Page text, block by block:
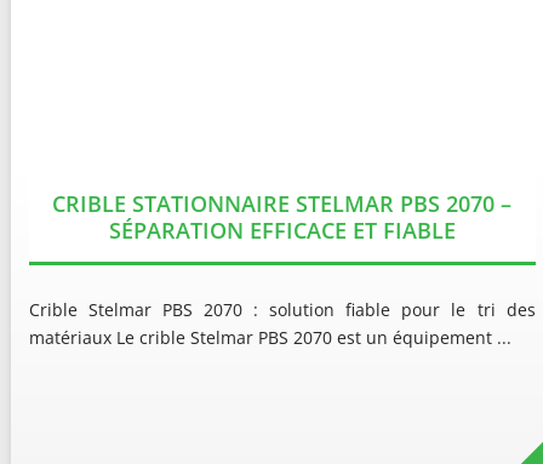
CRIBLE STATIONNAIRE STELMAR PBS 2070 –
SÉPARATION EFFICACE ET FIABLE
Crible Stelmar PBS 2070 : solution fiable pour le tri des
matériaux Le crible Stelmar PBS 2070 est un équipement ...